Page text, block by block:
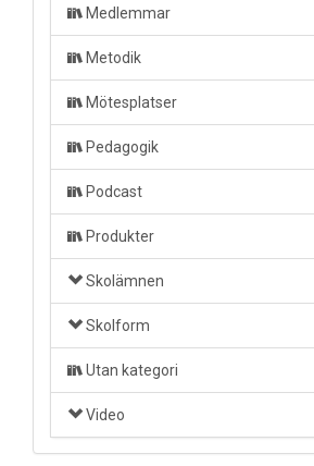
Medlemmar
Metodik
Mötesplatser
Pedagogik
Podcast
Produkter
Skolämnen
Skolform
Utan kategori
Video